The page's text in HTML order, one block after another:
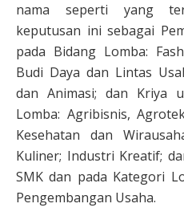
nama seperti yang
keputusan ini sebagai
pada Bidang Lomba:
Budi Daya dan Lintas
dan Animasi; dan Kriya
Lomba: Agribisnis,
Kesehatan dan
Kuliner; Industri Kreatif;
SMK dan pada Kategori
Pengembangan Usaha.